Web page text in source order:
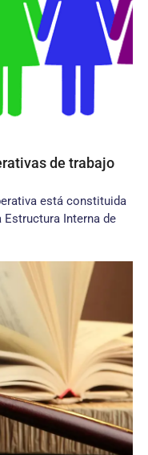
de trabajo
está constituida
Interna de